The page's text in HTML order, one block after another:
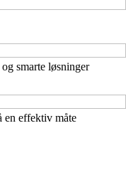
smarte løsninger
effektiv måte